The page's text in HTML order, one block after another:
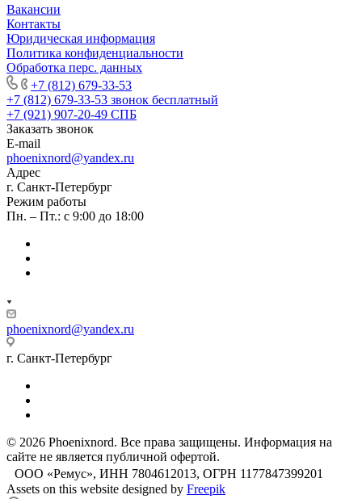
Вакансии
Контакты
Юридическая информация
Политика конфиденциальности
Обработка перс. данных
+7 (812) 679-33-53
+7 (812) 679-33-53 звонок бесплатный
+7 (921) 907-20-49 СПБ
Заказать звонок
E-mail
phoenixnord@yandex.ru
Адрес
г. Санкт-Петербург
Режим работы
Пн. – Пт.: с 9:00 до 18:00
phoenixnord@yandex.ru
г. Санкт-Петербург
© 2026 Phoenixnord. Все права защищены. Информация на
сайте не является публичной офертой.
ООО «Ремус», ИНН 7804612013, ОГРН 1177847399201
Assets on this website designed by Freepik